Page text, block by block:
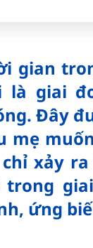
gian
là giai
Đây
mẹ
xảy
ứng